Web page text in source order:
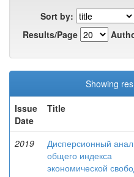
Sort by:
Results/Page
Showing
Issue
Date
Title
2019
Дисперсионный
общего индекса
экономической